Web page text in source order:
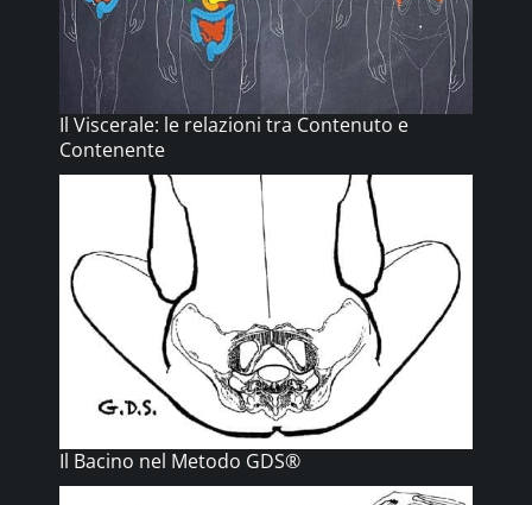
Il Viscerale: le relazioni tra Contenuto e
Contenente
Il Bacino nel Metodo GDS®